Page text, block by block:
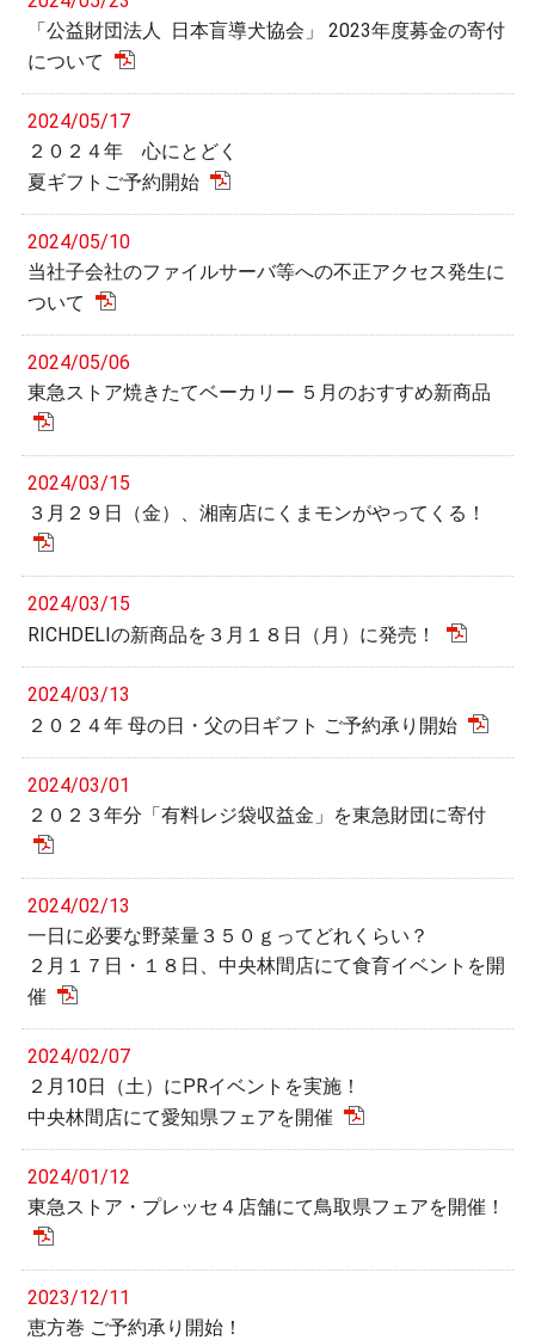
「公益財団法人 日本盲導犬協会」 2023年度募金の寄付
について
2024/05/17
２０２４年 心にとどく
夏ギフトご予約開始
2024/05/10
当社子会社のファイルサーバ等への不正アクセス発生に
ついて
2024/05/06
東急ストア焼きたてベーカリー ５月のおすすめ新商品
2024/03/15
３月２９日（金）、湘南店にくまモンがやってくる！
2024/03/15
RICHDELIの新商品を３月１８日（月）に発売！
2024/03/13
２０２４年 母の日・父の日ギフト ご予約承り開始
2024/03/01
２０２３年分「有料レジ袋収益金」を東急財団に寄付
2024/02/13
一日に必要な野菜量３５０ｇってどれくらい？
２月１７日・１８日、中央林間店にて食育イベントを開
催
2024/02/07
２月10日（土）にPRイベントを実施！
中央林間店にて愛知県フェアを開催
2024/01/12
東急ストア・プレッセ４店舗にて鳥取県フェアを開催！
2023/12/11
恵方巻 ご予約承り開始！